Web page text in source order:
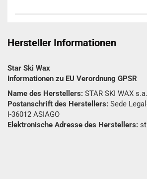
Hersteller Informationen
Star Ski Wax
Informationen zu EU Verordnung GPSR
Name des Herstellers: STAR SKI WAX
Postanschrift des Herstellers: Sede
I-36012 ASIAGO
Elektronische Adresse des Herstellers: